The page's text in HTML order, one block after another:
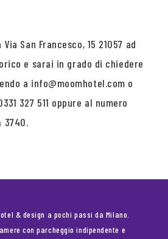
San Francesco, 15 21057 ad
e sarai in grado di chiedere
a info@moomhotel.com o
327 511 oppure al numero
3740.
& design a pochi passi da Milano.
con parcheggio indipendente e